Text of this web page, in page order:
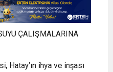
ÇALIŞMALARINA
Hatay’ın ihya ve inşası